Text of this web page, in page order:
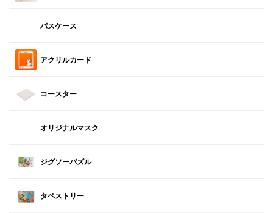
パスケース
アクリルカード
コースター
オリジナルマスク
ジグソーパズル
タペストリー